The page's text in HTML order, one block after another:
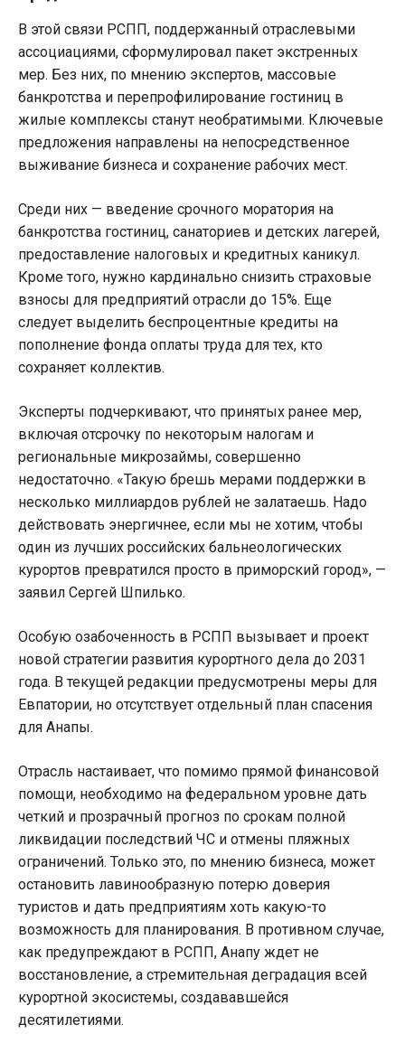
В этой связи РСПП, поддержанный отраслевыми
ассоциациями, сформулировал пакет экстренных
мер. Без них, по мнению экспертов, массовые
банкротства и перепрофилирование гостиниц в
жилые комплексы станут необратимыми. Ключевые
предложения направлены на непосредственное
выживание бизнеса и сохранение рабочих мест.
Среди них — введение срочного моратория на
банкротства гостиниц, санаториев и детских лагерей,
предоставление налоговых и кредитных каникул.
Кроме того, нужно кардинально снизить страховые
взносы для предприятий отрасли до 15%. Еще
следует выделить беспроцентные кредиты на
пополнение фонда оплаты труда для тех, кто
сохраняет коллектив.
Эксперты подчеркивают, что принятых ранее мер,
включая отсрочку по некоторым налогам и
региональные микрозаймы, совершенно
недостаточно. «Такую брешь мерами поддержки в
несколько миллиардов рублей не залатаешь. Надо
действовать энергичнее, если мы не хотим, чтобы
один из лучших российских бальнеологических
курортов превратился просто в приморский город», —
заявил Сергей Шпилько.
Особую озабоченность в РСПП вызывает и проект
новой стратегии развития курортного дела до 2031
года. В текущей редакции предусмотрены меры для
Евпатории, но отсутствует отдельный план спасения
для Анапы.
Отрасль настаивает, что помимо прямой финансовой
помощи, необходимо на федеральном уровне дать
четкий и прозрачный прогноз по срокам полной
ликвидации последствий ЧС и отмены пляжных
ограничений. Только это, по мнению бизнеса, может
остановить лавинообразную потерю доверия
туристов и дать предприятиям хоть какую-то
возможность для планирования. В противном случае,
как предупреждают в РСПП, Анапу ждет не
восстановление, а стремительная деградация всей
курортной экосистемы, создававшейся
десятилетиями.